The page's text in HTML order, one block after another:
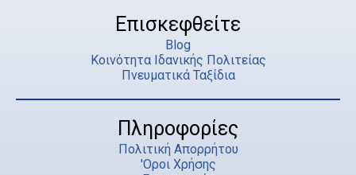
Επισκεφθείτε
Blog
Κοινότητα Ιδανικής Πολιτείας
Πνευματικά Ταξίδια
Πληροφορίες
Πολιτική Απορρήτου
'Οροι Χρήσης